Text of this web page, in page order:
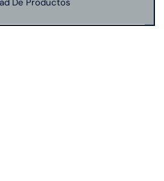
De Productos